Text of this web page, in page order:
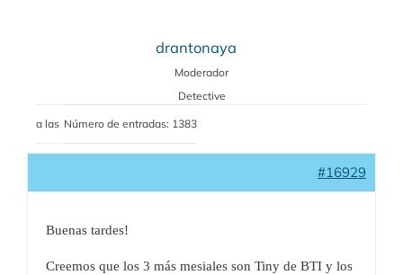
drantonaya
Moderador
Detective
a las Número de entradas: 1383
#16929
Buenas tardes!
Creemos que los 3 más mesiales son Tiny de BTI y los